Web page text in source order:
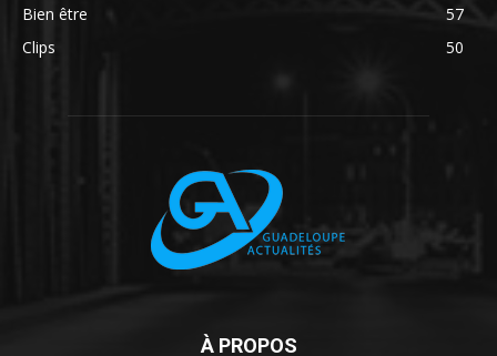
Bien être
57
Clips
50
À PROPOS